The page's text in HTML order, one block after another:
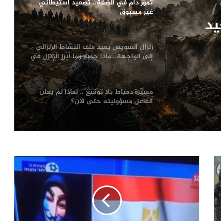
تموز دامٍ في الضفة.. تصعيد استيطاني
غير مسبوق
زلزال السويس يعيد ملف النشاط الزلزالي
إلى الواجهة.. ماذا حدث وما أبرز الزلازل في
تاريخ مصر؟
مسيّرة دمياط بلا توقيع .. لماذا لم يعلن
الفاعل مسؤوليته حتى الآن؟
للانهيار؟
من صفقة الحقوق إلى أزمة قيادة.. هل
اقتربت نهاية إنفانتينو في «فيفا»؟